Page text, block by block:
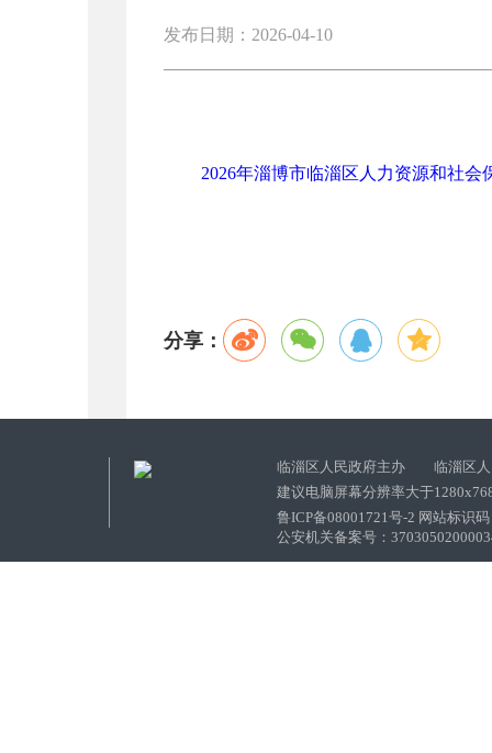
发布日期：2026-04-10
2026年淄博市临淄区人力资源和社会
分享：
临淄区人民政府主办 临淄区人
建议电脑屏幕分辨率大于
鲁ICP备08001721号-2 网站标识
公安机关备案号：